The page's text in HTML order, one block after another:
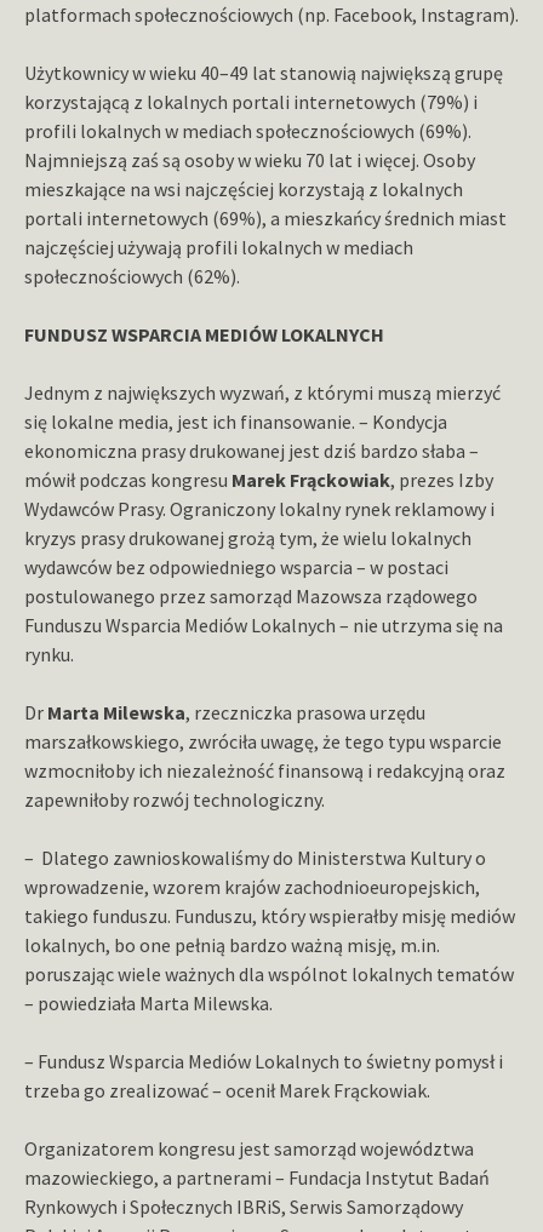
platformach społecznościowych (np. Facebook, Instagram).
Użytkownicy w wieku 40–49 lat stanowią największą grupę
korzystającą z lokalnych portali internetowych (79%) i
profili lokalnych w mediach społecznościowych (69%).
Najmniejszą zaś są osoby w wieku 70 lat i więcej. Osoby
mieszkające na wsi najczęściej korzystają z lokalnych
portali internetowych (69%), a mieszkańcy średnich miast
najczęściej używają profili lokalnych w mediach
społecznościowych (62%).
FUNDUSZ WSPARCIA MEDIÓW LOKALNYCH
Jednym z największych wyzwań, z którymi muszą mierzyć
się lokalne media, jest ich finansowanie. – Kondycja
ekonomiczna prasy drukowanej jest dziś bardzo słaba –
mówił podczas kongresu Marek Frąckowiak, prezes Izby
Wydawców Prasy. Ograniczony lokalny rynek reklamowy i
kryzys prasy drukowanej grożą tym, że wielu lokalnych
wydawców bez odpowiedniego wsparcia – w postaci
postulowanego przez samorząd Mazowsza rządowego
Funduszu Wsparcia Mediów Lokalnych – nie utrzyma się na
rynku.
Dr Marta Milewska, rzeczniczka prasowa urzędu
marszałkowskiego, zwróciła uwagę, że tego typu wsparcie
wzmocniłoby ich niezależność finansową i redakcyjną oraz
zapewniłoby rozwój technologiczny.
– Dlatego zawnioskowaliśmy do Ministerstwa Kultury o
wprowadzenie, wzorem krajów zachodnioeuropejskich,
takiego funduszu. Funduszu, który wspierałby misję mediów
lokalnych, bo one pełnią bardzo ważną misję, m.in.
poruszając wiele ważnych dla wspólnot lokalnych tematów
– powiedziała Marta Milewska.
– Fundusz Wsparcia Mediów Lokalnych to świetny pomysł i
trzeba go zrealizować – ocenił Marek Frąckowiak.
Organizatorem kongresu jest samorząd województwa
mazowieckiego, a partnerami – Fundacja Instytut Badań
Rynkowych i Społecznych IBRiS, Serwis Samorządowy